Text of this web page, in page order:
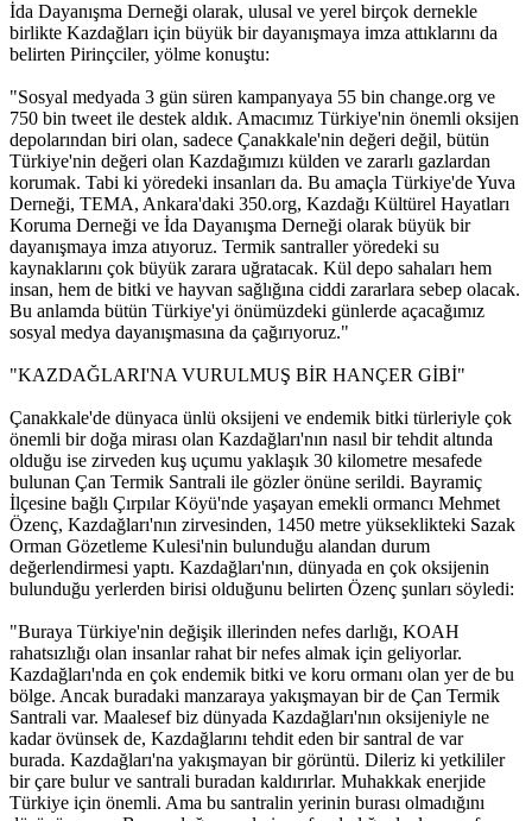
İda Dayanışma Derneği olarak, ulusal ve yerel birçok dernekle
birlikte Kazdağları için büyük bir dayanışmaya imza attıklarını da
belirten Pirinçciler, yölme konuştu:
"Sosyal medyada 3 gün süren kampanyaya 55 bin change.org ve
750 bin tweet ile destek aldık. Amacımız Türkiye'nin önemli oksijen
depolarından biri olan, sadece Çanakkale'nin değeri değil, bütün
Türkiye'nin değeri olan Kazdağımızı külden ve zararlı gazlardan
korumak. Tabi ki yöredeki insanları da. Bu amaçla Türkiye'de Yuva
Derneği, TEMA, Ankara'daki 350.org, Kazdağı Kültürel Hayatları
Koruma Derneği ve İda Dayanışma Derneği olarak büyük bir
dayanışmaya imza atıyoruz. Termik santraller yöredeki su
kaynaklarını çok büyük zarara uğratacak. Kül depo sahaları hem
insan, hem de bitki ve hayvan sağlığına ciddi zararlara sebep olacak.
Bu anlamda bütün Türkiye'yi önümüzdeki günlerde açacağımız
sosyal medya dayanışmasına da çağırıyoruz."
"KAZDAĞLARI'NA VURULMUŞ BİR HANÇER GİBİ"
Çanakkale'de dünyaca ünlü oksijeni ve endemik bitki türleriyle çok
önemli bir doğa mirası olan Kazdağları'nın nasıl bir tehdit altında
olduğu ise zirveden kuş uçumu yaklaşık 30 kilometre mesafede
bulunan Çan Termik Santrali ile gözler önüne serildi. Bayramiç
İlçesine bağlı Çırpılar Köyü'nde yaşayan emekli ormancı Mehmet
Özenç, Kazdağları'nın zirvesinden, 1450 metre yükseklikteki Sazak
Orman Gözetleme Kulesi'nin bulunduğu alandan durum
değerlendirmesi yaptı. Kazdağları'nın, dünyada en çok oksijenin
bulunduğu yerlerden birisi olduğunu belirten Özenç şunları söyledi:
"Buraya Türkiye'nin değişik illerinden nefes darlığı, KOAH
rahatsızlığı olan insanlar rahat bir nefes almak için geliyorlar.
Kazdağları'nda en çok endemik bitki ve koru ormanı olan yer de bu
bölge. Ancak buradaki manzaraya yakışmayan bir de Çan Termik
Santrali var. Maalesef biz dünyada Kazdağları'nın oksijeniyle ne
kadar övünsek de, Kazdağlarını tehdit eden bir santral de var
burada. Kazdağları'na yakışmayan bir görüntü. Dileriz ki yetkililer
bir çare bulur ve santrali buradan kaldırırlar. Muhakkak enerjide
Türkiye için önemli. Ama bu santralin yerinin burası olmadığını